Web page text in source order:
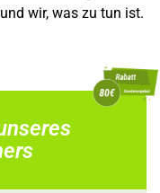
wir, was zu tun ist.